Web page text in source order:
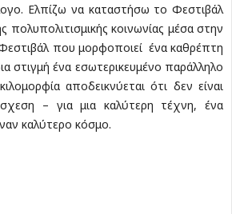
Ελπίζω να καταστήσω το Φεστιβάλ
πολυπολιτισμικής κοινωνίας μέσα στην
που μορφοποιεί ένα καθρέπτη
στιγμή ένα εσωτερικευμένο παράλληλο
αποδεικνύεται ότι δεν είναι
– για μια καλύτερη τέχνη, ένα
καλύτερο κόσμο.